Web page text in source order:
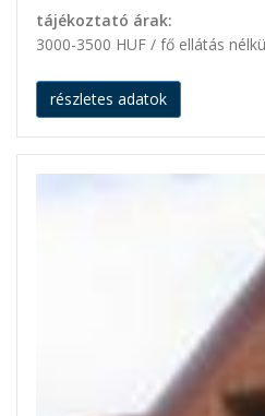
tájékoztató árak:
3000-3500 HUF / fő ellátás
részletes adatok